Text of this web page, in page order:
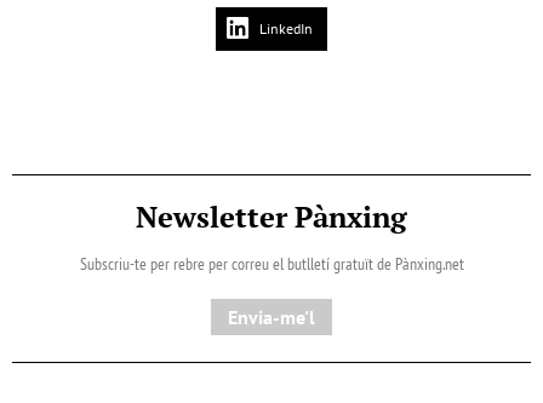
LinkedIn
Newsletter Pànxing
Subscriu-te per rebre per correu el butlletí gratuït de Pànxing.net​
Envia-me'l